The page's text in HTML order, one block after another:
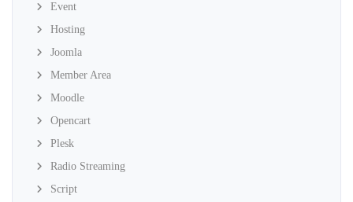
Event
Hosting
Joomla
Member Area
Moodle
Opencart
Plesk
Radio Streaming
Script